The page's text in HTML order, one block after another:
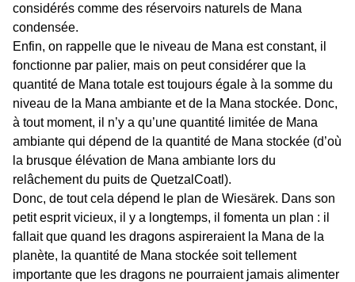
considérés comme des réservoirs naturels de Mana
condensée.
Enfin, on rappelle que le niveau de Mana est constant, il
fonctionne par palier, mais on peut considérer que la
quantité de Mana totale est toujours égale à la somme du
niveau de la Mana ambiante et de la Mana stockée. Donc,
à tout moment, il n’y a qu’une quantité limitée de Mana
ambiante qui dépend de la quantité de Mana stockée (d’où
la brusque élévation de Mana ambiante lors du
relâchement du puits de QuetzalCoatl).
Donc, de tout cela dépend le plan de Wiesärek. Dans son
petit esprit vicieux, il y a longtemps, il fomenta un plan : il
fallait que quand les dragons aspireraient la Mana de la
planète, la quantité de Mana stockée soit tellement
importante que les dragons ne pourraient jamais alimenter